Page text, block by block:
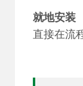
就地安装
直接在流